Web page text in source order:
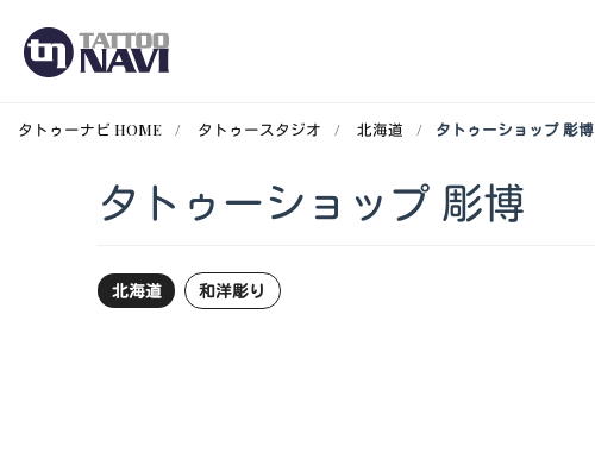
タトゥーナビ HOME タトゥースタジオ 北海道 タトゥーショップ 彫博
タトゥーショップ 彫博
北海道 和洋彫り